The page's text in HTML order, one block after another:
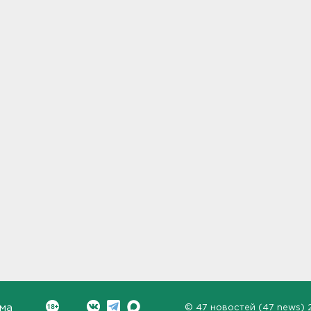
© 47 новостей (47 news)